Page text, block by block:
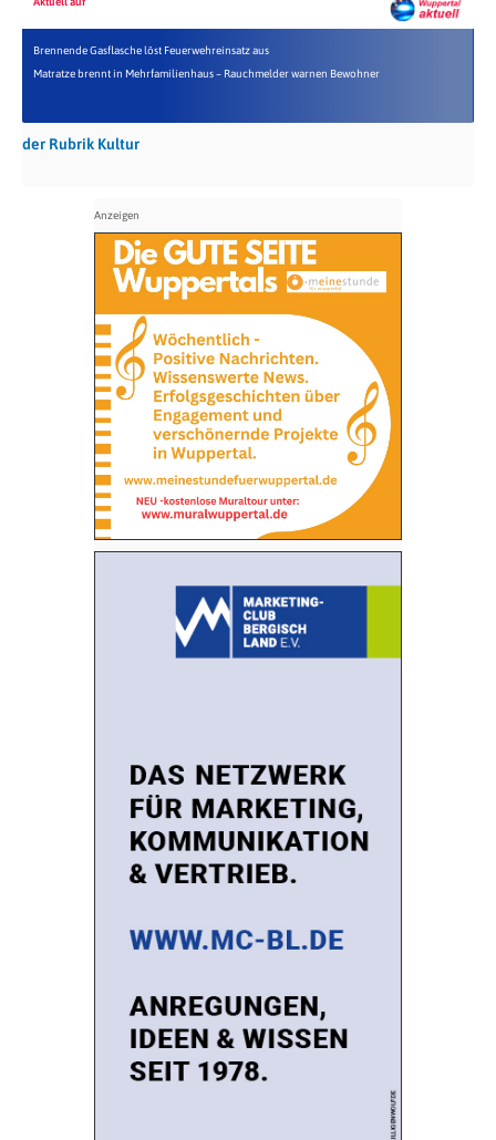
Brennende Gasflasche löst Feuerwehreinsatz aus
Matratze brennt in Mehrfamilienhaus – Rauchmelder warnen Bewohner
der Rubrik Kultur